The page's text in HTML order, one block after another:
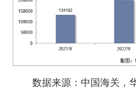
数据来源：中国海关，